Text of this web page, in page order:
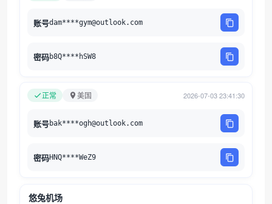
账号dam****gym@outlook.com
密码b8Q****hSW8
正常 美国 2026-07-03 23:41:30
账号bak****ogh@outlook.com
密码HNQ****WeZ9
悠兔机场